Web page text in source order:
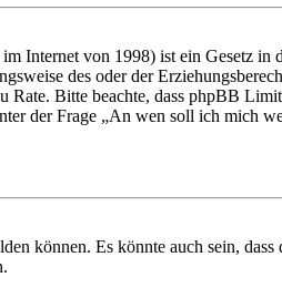
Internet von 1998) ist ein Gesetz in
des oder der
Bitte beachte, dass phpBB
der Frage „An wen soll ich mich
können. Es könnte auch sein, dass